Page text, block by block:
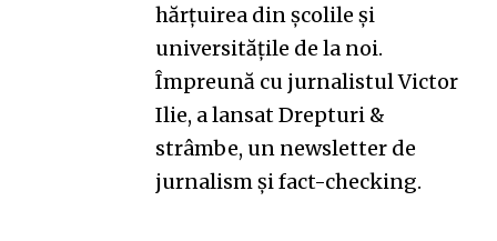
hărțuirea din școlile și
universitățile de la noi.
Împreună cu jurnalistul Victor
Ilie, a lansatDrepturi &
strâmbe, un newsletter de
jurnalism și fact-checking.